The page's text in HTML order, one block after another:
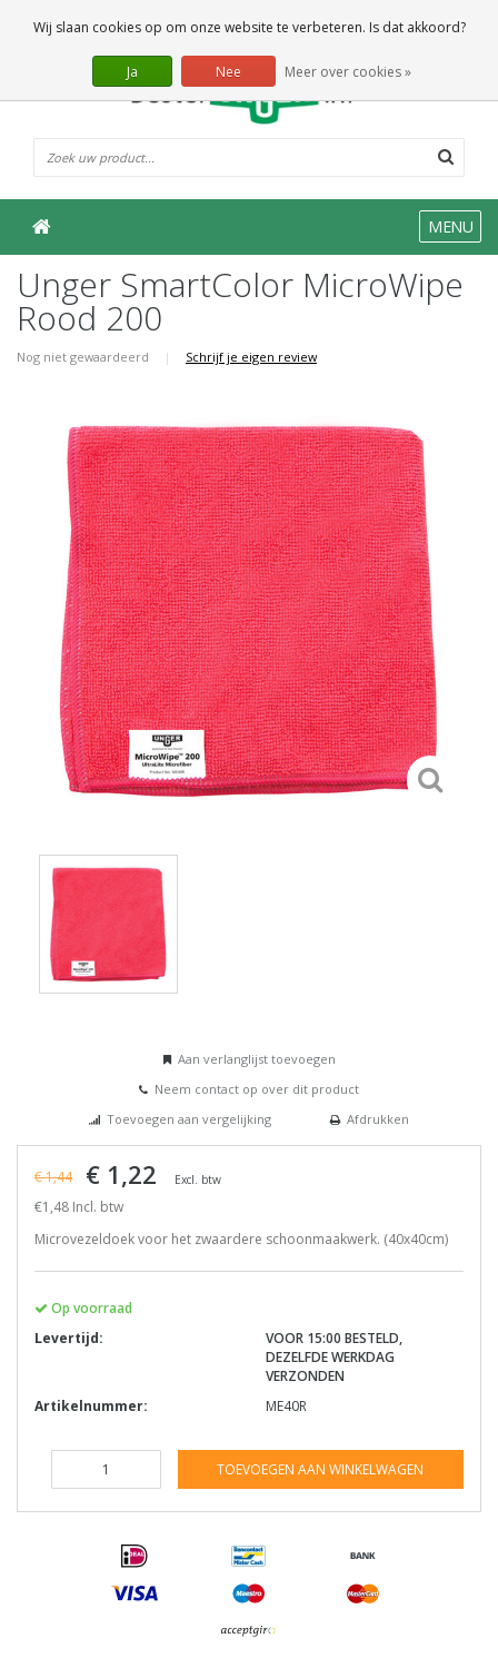
0 Artikelen
MENU
Unger SmartColor MicroWipe
Rood 200
Nog niet gewaardeerd | Schrijf je eigen review
Aan verlanglijst toevoegen
Neem contact op over dit product
Toevoegen aan vergelijking
Afdrukken
€ 1,44 € 1,22 Excl. btw
€1,48 Incl. btw
Microvezeldoek voor het zwaardere schoonmaakwerk. (40x40cm)
Op voorraad
Levertijd:
VOOR 15:00 BESTELD,
DEZELFDE WERKDAG
VERZONDEN
Artikelnummer:
ME40R
TOEVOEGEN AAN WINKELWAGEN
Wij slaan cookies op om onze website te verbeteren. Is dat akkoord?
Ja Nee Meer over cookies »